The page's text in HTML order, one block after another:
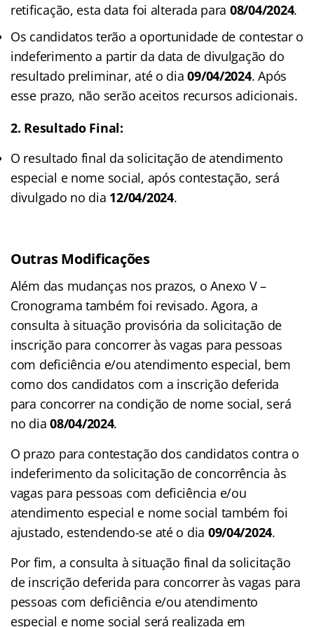
retificação, esta data foi alterada para 08/04/2024.
Os candidatos terão a oportunidade de contestar o
indeferimento a partir da data de divulgação do
resultado preliminar, até o dia09/04/2024. Após
esse prazo, não serão aceitos recursos adicionais.
2. Resultado Final:
O resultado final da solicitação de atendimento
especial e nome social, após contestação, será
divulgado no dia 12/04/2024.
Outras Modificações
Além das mudanças nos prazos, o Anexo V –
Cronograma também foi revisado. Agora, a
consulta à situação provisória da solicitação de
inscrição para concorrer às vagas para pessoas
com deficiência e/ou atendimento especial, bem
como dos candidatos com a inscrição deferida
para concorrer na condição de nome social, será
no dia08/04/2024.
O prazo para contestação dos candidatos contra o
indeferimento da solicitação de concorrência às
vagas para pessoas com deficiência e/ou
atendimento especial e nome social também foi
ajustado, estendendo-se até o dia 09/04/2024.
Por fim, a consulta à situação final da solicitação
de inscrição deferida para concorrer às vagas para
pessoas com deficiência e/ou atendimento
especial e nome social será realizada em